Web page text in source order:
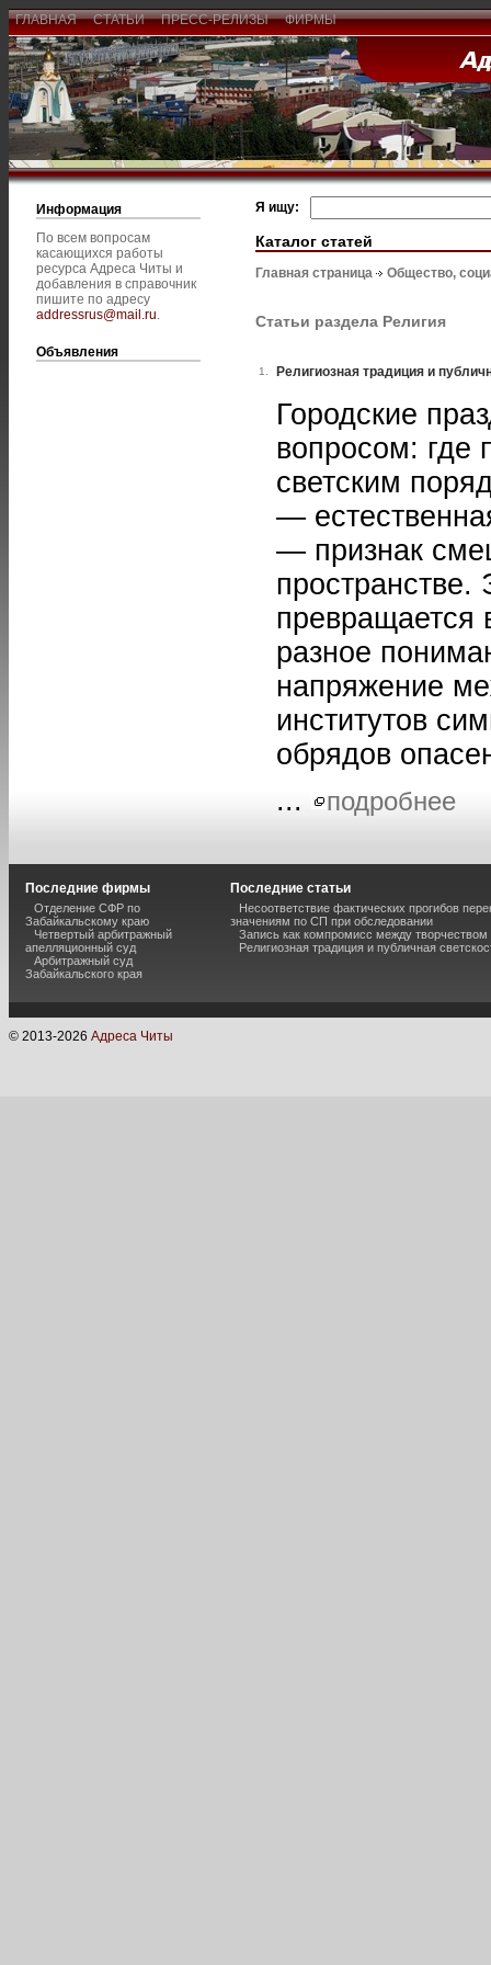
ГЛАВНАЯ СТАТЬИ ПРЕСС-РЕЛИЗЫ ФИРМЫ
Информация
По всем вопросам
касающихся работы
ресурса Адреса Читы и
добавления в справочник
пишите по адресу
addressrus@mail.ru.
Объявления
Я ищу:
Каталог статей
Главная страница Общество,
Статьи раздела Религия
1. Религиозная традиция и
Городские
вопросом: где
светским
—
— признак
пространстве.
превращается
разное
напряжение
институтов
обрядов
...
подробнее
Последние фирмы
Отделение СФР по
Забайкальскому краю
Четвертый арбитражный
апелляционный суд
Арбитражный суд
Забайкальского края
Последние статьи
Несоответствие фактических прогибов
значениям по СП при обследовании
Запись как компромисс между
Религиозная традиция и публичная
© 2013-2026 Адреса Читы